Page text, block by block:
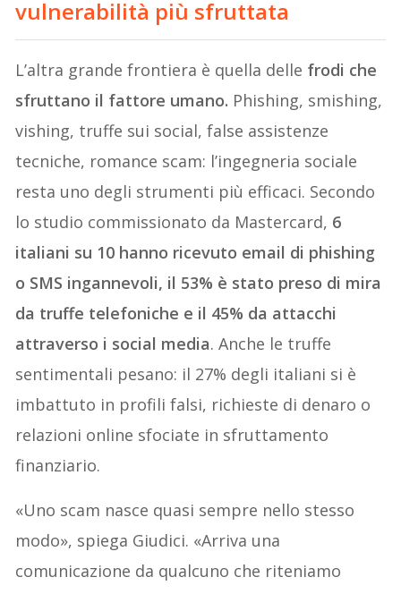
vulnerabilità più sfruttata
L’altra grande frontiera è quella delle frodi che
sfruttano il fattore umano. Phishing, smishing,
vishing, truffe sui social, false assistenze
tecniche, romance scam: l’ingegneria sociale
resta uno degli strumenti più efficaci. Secondo
lo studio commissionato da Mastercard, 6
italiani su 10 hanno ricevuto email di phishing
o SMS ingannevoli, il 53% è stato preso di mira
da truffe telefoniche e il 45% da attacchi
attraverso i social media. Anche le truffe
sentimentali pesano: il 27% degli italiani si è
imbattuto in profili falsi, richieste di denaro o
relazioni online sfociate in sfruttamento
finanziario.
«Uno scam nasce quasi sempre nello stesso
modo», spiega Giudici. «Arriva una
comunicazione da qualcuno che riteniamo